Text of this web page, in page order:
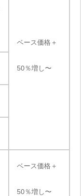
ベース価格＋
50％増し〜
ベース価格＋
50％増し〜